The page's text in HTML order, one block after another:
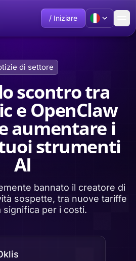
/ Iniziare
di settore
scontro tra
e OpenClaw
aumentare i
strumenti
AI
bannato il creatore di
sospette, tra nuove tariffe
significa per i costi.